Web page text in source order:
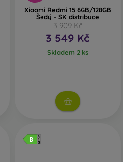
Xiaomi Redmi 15 6GB/128GB
Šedý - SK distribuce
3 909 Kč
3 549 Kč
Skladem 2 ks